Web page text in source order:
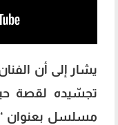
يشار إلى أن
تجسّيده لقصة
مسلسل بعنوان